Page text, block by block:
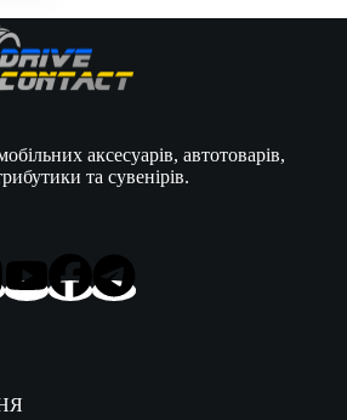
аксесуарів, автотоварів,
та сувенірів.